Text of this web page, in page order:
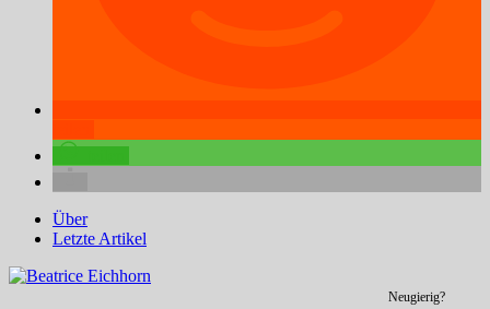
Über
Letzte Artikel
Neugierig?